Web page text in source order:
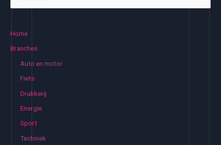
Home
Branches
Auto en motor
Fiets
Drukkerij
Energie
Sport
Techniek